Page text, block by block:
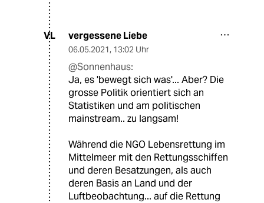
VL vergessene Liebe
06.05.2021, 13:02 Uhr
@Sonnenhaus:
Ja, es 'bewegt sich was'... Aber? Die
grosse Politik orientiert sich an
Statistiken und am politischen
mainstream.. zu langsam!
Während die NGO Lebensrettung im
Mittelmeer mit den Rettungsschiffen
und deren Besatzungen, als auch
deren Basis an Land und der
Luftbeobachtung... auf die Rettung